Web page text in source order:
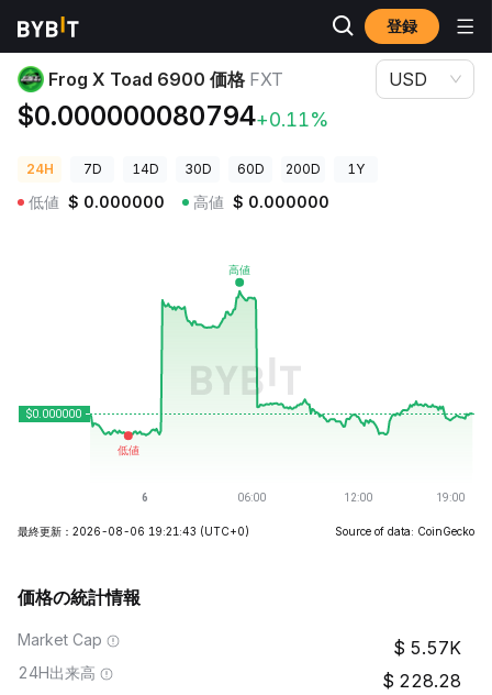
登録
暗号資産価格
Frog X Toad 6900 価格 FXT
$0.000000080794+0.11%
USD
24H 7D 14D 30D 60D 200D 1Y
低値 $ 0.000000 高値 $ 0.000000
最終更新：2026-08-06 19:21:43 (UTC+0) Source of data: CoinGecko
価格の統計情報
Market Cap 5.57K
24H出来高 228.28